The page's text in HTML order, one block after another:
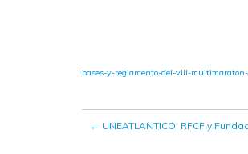
bases-y-reglamento-del-viii-
← UNEATLANTICO, RFCF y